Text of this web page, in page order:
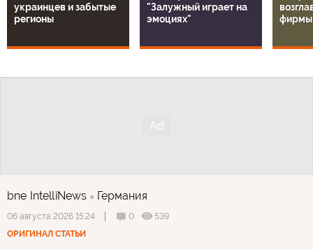
украинцев и забытые
регионы
"Залужный играет на
эмоциях"
фирмы
bne IntelliNews Германия
06 августа 2026 15:24 0
539
ОРИГИНАЛ СТАТЬИ